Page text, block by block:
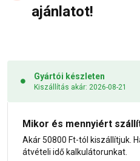
ajánlatot!
Gyártói készleten
Kiszállítás akár: 2026-08-21
Mikor és mennyiért
Akár 50800 Ft-tól kiszállítjuk.
átvételi idő kalkulátorunkat.